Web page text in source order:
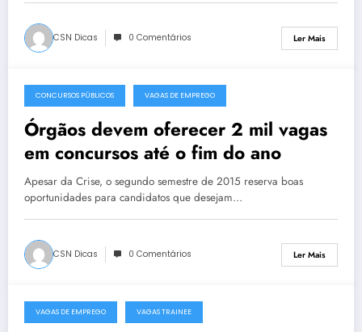
CSN Dicas 0 Comentários Ler Mais
11 de Julho, 2015
CONCURSOS PÚBLICOS VAGAS DE EMPREGO
Órgãos devem oferecer 2 mil vagas
em concursos até o fim do ano
Apesar da Crise, o segundo semestre de 2015 reserva boas
oportunidades para candidatos que desejam…
CSN Dicas 0 Comentários Ler Mais
6 de Setembro, 2014
VAGAS DE EMPREGO VAGAS TRAINEE